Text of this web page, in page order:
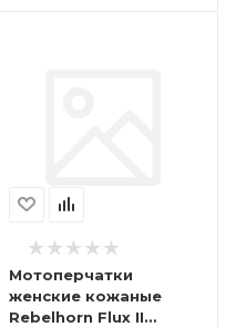
Мотоперчатки
женские кожаные
Rebelhorn Flux II